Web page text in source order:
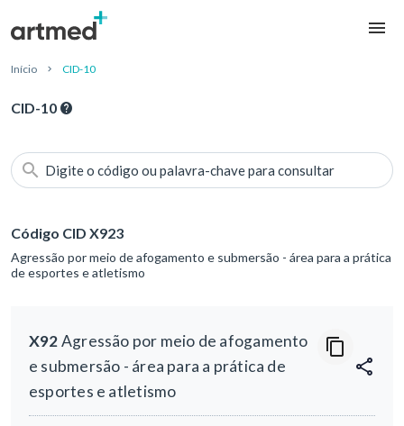
Início CID-10
CID-10
Digite o código ou palavra-chave para consultar
Código CID X923
Agressão por meio de afogamento e submersão - área para a prática
de esportes e atletismo
X92Agressão por meio de afogamento
e submersão - área para a prática de
esportes e atletismo